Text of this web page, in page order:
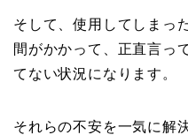
そして、使用してしまっ
間がかかって、正直言っ
てない状況になります。
それらの不安を一気に解